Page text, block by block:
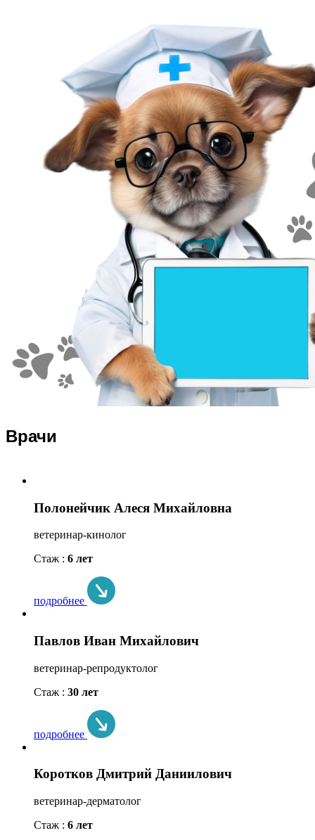
Врачи
Полонейчик Алеся Михайловна
ветеринар-кинолог
Стаж : 6 лет
подробнее
Павлов Иван Михайлович
ветеринар-репродуктолог
Стаж : 30 лет
подробнее
Коротков Дмитрий Даниилович
ветеринар-дерматолог
Стаж : 6 лет